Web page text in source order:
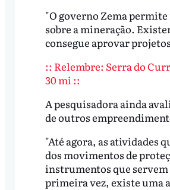
"O governo Zema
sobre a mineração.
consegue aprovar
:: Relembre: Serra do
30 mi ::
A pesquisadora ainda
de outros
"Até agora, as atividades
dos movimentos de
instrumentos que servem
primeira vez, existe uma